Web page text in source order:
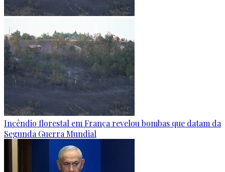
Incêndio florestal em França revelou bombas que datam da
Segunda Guerra Mundial